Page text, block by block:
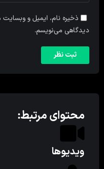
ذخیره نام، ایمیل و وبسایت
دیدگاهی می‌نویسم.
محتوای مرتبط:
ویدیوها